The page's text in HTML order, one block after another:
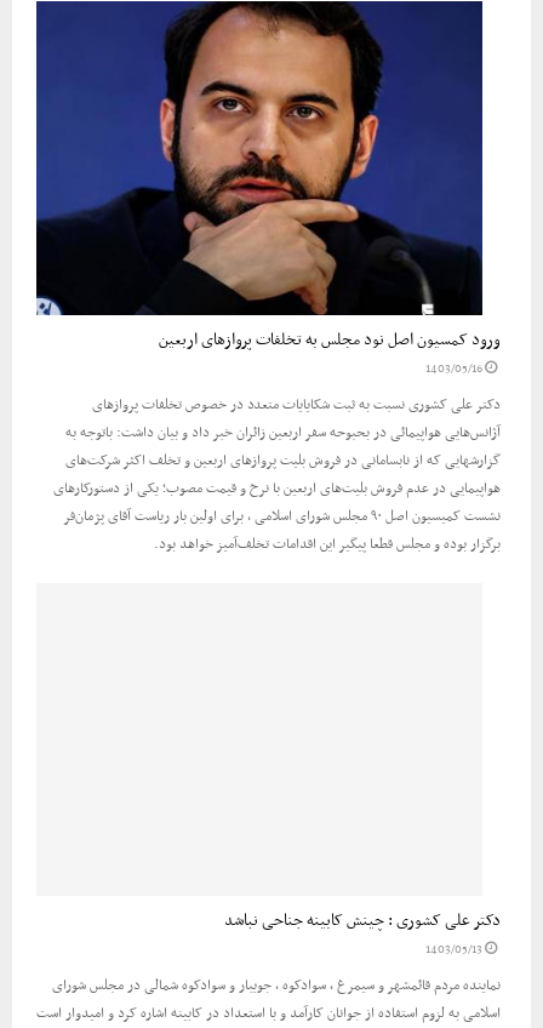
ورود کمسیون اصل نود مجلس به تخلفات پروازهای اربعین
1403/05/16
دکتر علی کشوری نسبت به ثبت شکایایات متعدد در خصوص تخلفات پروازهای
آژانس‌هایی هواپیمائی در بحبوحه سفر اربعین زائران خبر داد و بیان داشت: باتوجه به
گزارشهایی که از نابسامانی در فروش بلیت پروازهای اربعین و تخلف اکثر شرکت‌های
هواپیمایی در عدم فروش بلیت‌های اربعین با نرخ و قیمت مصوب؛ یکی از دستورکارهای
نشست کمیسیون اصل ۹۰ مجلس شورای اسلامی ، برای اولین بار ریاست آقای پژمان‌فر
برگزار بوده و مجلس قطعا پیگیر این اقدامات تخلف‌آمیز خواهد بود.
دکتر علی کشوری : چینش کابینه جناحی نباشد
1403/05/13
نماینده مردم قائمشهر و سیمرغ ، سوادکوه ، جویبار و سوادکوه شمالی در مجلس شورای
اسلامی به لزوم استفاده از جوانان کارآمد و با استعداد در کابینه اشاره کرد و امیدوار است